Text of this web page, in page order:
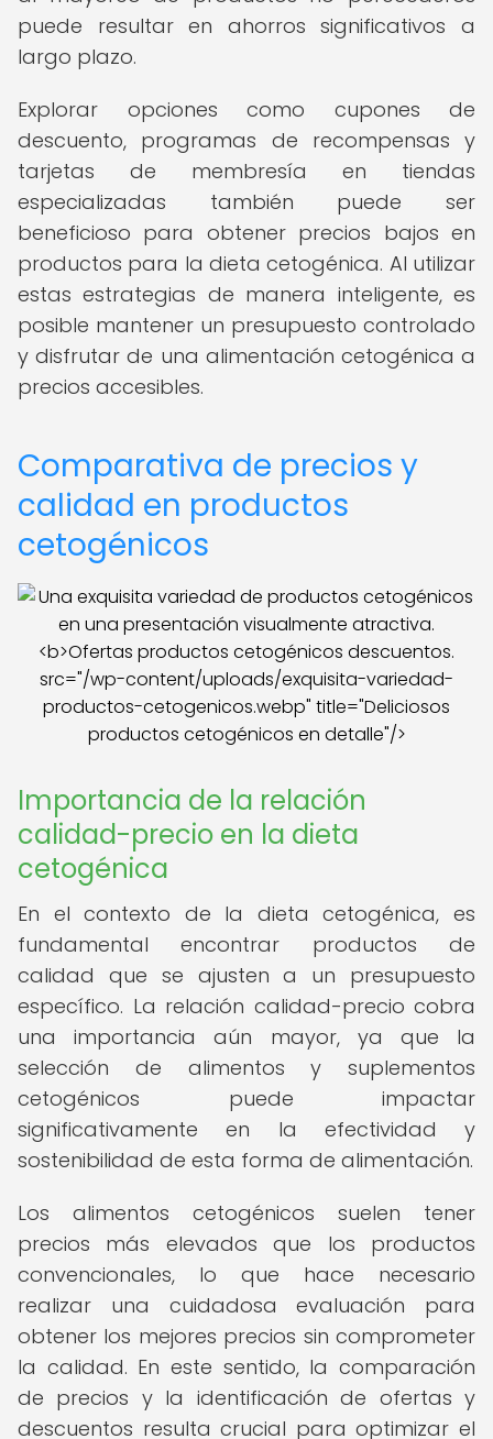
puede resultar en ahorros significativos a
largo plazo.
Explorar opciones como cupones de
descuento, programas de recompensas y
tarjetas de membresía en tiendas
especializadas también puede ser
beneficioso para obtener precios bajos en
productos para la dieta cetogénica. Al utilizar
estas estrategias de manera inteligente, es
posible mantener un presupuesto controlado
y disfrutar de una alimentación cetogénica a
precios accesibles.
Comparativa de precios y
calidad en productos
cetogénicos
src="/wp-content/uploads/exquisita-variedad-
productos-cetogenicos.webp" title="Deliciosos
productos cetogénicos en detalle"/>
Importancia de la relación
calidad-precio en la dieta
cetogénica
En el contexto de la dieta cetogénica, es
fundamental encontrar productos de
calidad que se ajusten a un presupuesto
específico. La relación calidad-precio cobra
una importancia aún mayor, ya que la
selección de alimentos y suplementos
cetogénicos puede impactar
significativamente en la efectividad y
sostenibilidad de esta forma de alimentación.
Los alimentos cetogénicos suelen tener
precios más elevados que los productos
convencionales, lo que hace necesario
realizar una cuidadosa evaluación para
obtener los mejores precios sin comprometer
la calidad. En este sentido, la comparación
de precios y la identificación de ofertas y
descuentos resulta crucial para optimizar el